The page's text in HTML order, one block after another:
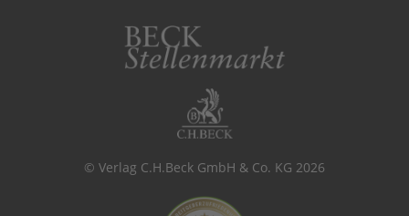
© Verlag C.H.Beck GmbH & Co. KG 2026